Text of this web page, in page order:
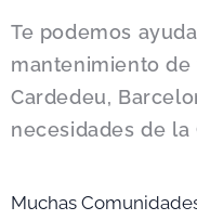
Te podemos
mantenimiento
Cardedeu,
necesidades de la
Muchas